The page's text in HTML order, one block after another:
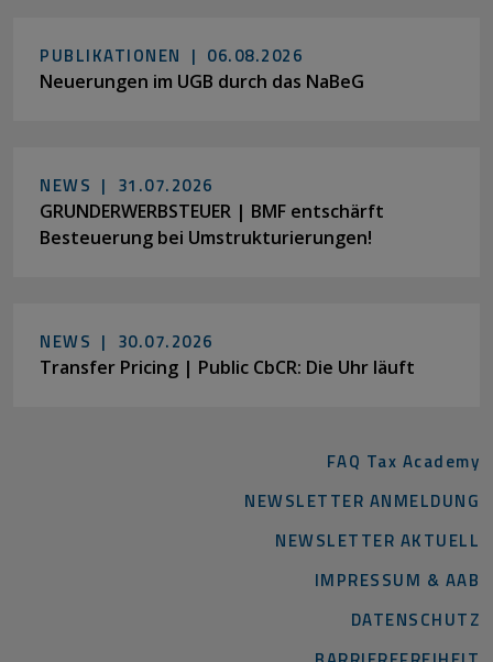
PUBLIKATIONEN | 06.08.2026
Neuerungen im UGB durch das NaBeG
NEWS | 31.07.2026
GRUNDERWERBSTEUER | BMF entschärft
Besteuerung bei Umstrukturierungen!
NEWS | 30.07.2026
Transfer Pricing | Public CbCR: Die Uhr läuft
FAQ Tax Academy
NEWSLETTER ANMELDUNG
NEWSLETTER AKTUELL
IMPRESSUM & AAB
DATENSCHUTZ